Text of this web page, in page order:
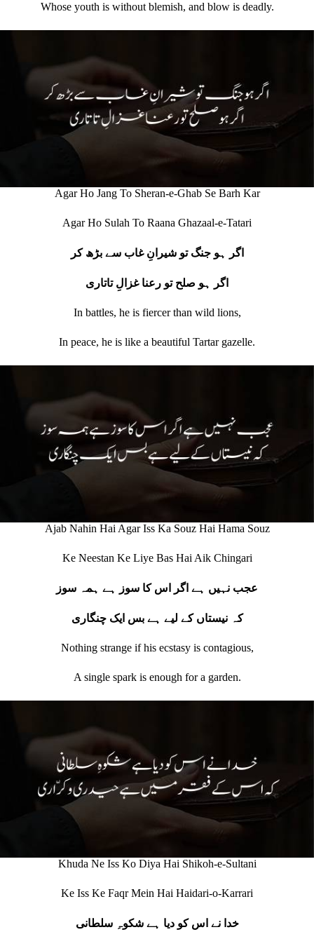
Whose youth is without blemish, and blow is deadly.
Agar Ho Jang To Sheran-e-Ghab Se Barh Kar
Agar Ho Sulah To Raana Ghazaal-e-Tatari
اگر ہو جنگ تو شیرانِ غاب سے بڑھ کر
اگر ہو صلح تو رعنا غزالِ تاتاری
In battles, he is fiercer than wild lions,
In peace, he is like a beautiful Tartar gazelle.
Ajab Nahin Hai Agar Iss Ka Souz Hai Hama Souz
Ke Neestan Ke Liye Bas Hai Aik Chingari
عجب نہیں ہے اگر اس کا سوز ہے ہمہ سوز
کہ نیستاں کے لیے ہے بس ایک چنگاری
Nothing strange if his ecstasy is contagious,
A single spark is enough for a garden.
Khuda Ne Iss Ko Diya Hai Shikoh-e-Sultani
Ke Iss Ke Faqr Mein Hai Haidari-o-Karrari
خدا نے اس کو دیا ہے شکوہِ سلطانی